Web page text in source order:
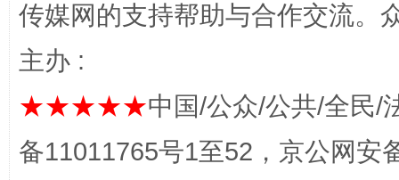
完善运行机制助力责任有效落实 一纸欠
传媒网的支持帮助与合作交流。
主办 :
★★★★★中国/公众/公共/全民/
备11011765号1至52，京公网安